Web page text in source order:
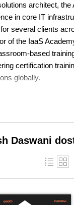
architect,
in core IT
several clients
of the IaaS
based
certification
globally.
Daswani